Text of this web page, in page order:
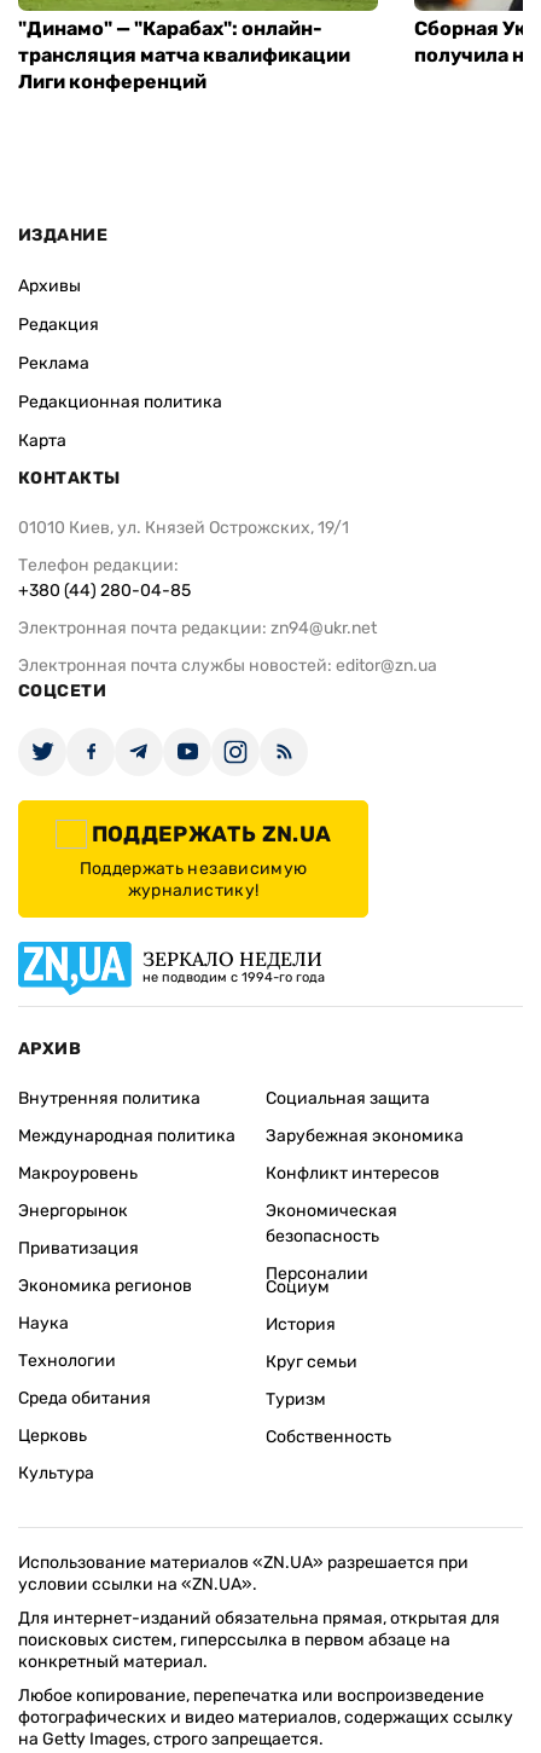
"Динамо" — "Карабах": онлайн-
трансляция матча квалификации
Лиги конференций
Сборная
получила
ИЗДАНИЕ
Архивы
Редакция
Реклама
Редакционная политика
Карта
КОНТАКТЫ
01010 Киев, ул. Князей Острожских, 19/1
Телефон редакции:
+380 (44) 280-04-85
Электронная почта редакции: zn94@ukr.net
Электронная почта службы новостей: editor@zn.ua
СОЦСЕТИ
ПОДДЕРЖАТЬ ZN.UA
Поддержать независимую
журналистику!
ЗЕРКАЛО НЕДЕЛИ
не подводим с 1994-го года
АРХИВ
Внутренняя политика
Международная политика
Макроуровень
Энергорынок
Приватизация
Экономика регионов
Социальная защита
Зарубежная экономика
Конфликт интересов
Экономическая
безопасность
Персоналии
Наука
Технологии
Среда обитания
Церковь
Культура
Социум
История
Круг семьи
Туризм
Собственность
Использование материалов «ZN.UA» разрешается при
условии ссылки на «ZN.UA».
Для интернет-изданий обязательна прямая, открытая для
поисковых систем, гиперссылка в первом абзаце на
конкретный материал.
Любое копирование, перепечатка или воспроизведение
фотографических и видео материалов, содержащих ссылку
на Getty Images, строго запрещается.